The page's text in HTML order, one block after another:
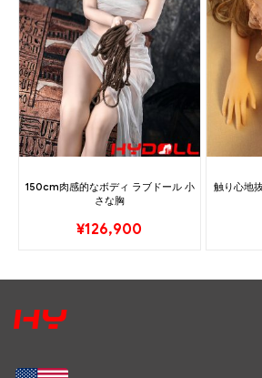
150cm肉感的なボディ ラブドール 小
さな胸
¥126,900
触り心地